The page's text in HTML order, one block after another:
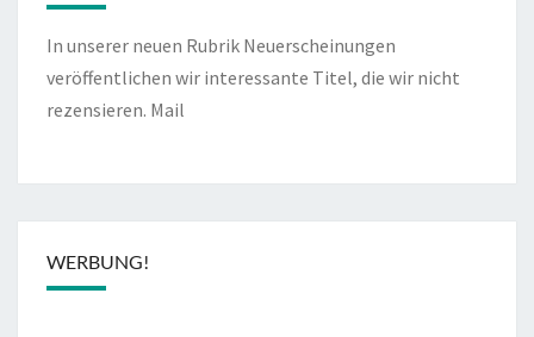
In unserer neuen Rubrik Neuerscheinungen
veröffentlichen wir interessante Titel, die wir nicht
rezensieren. Mail
WERBUNG!